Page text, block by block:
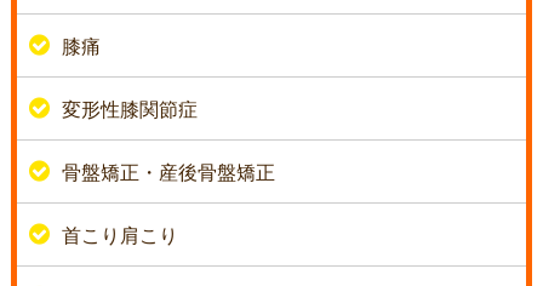
膝痛
変形性膝関節症
骨盤矯正・産後骨盤矯正
首こり肩こり